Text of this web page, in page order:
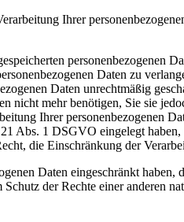
Ihrer
personenbezogenen
Daten zu
Daten unrechtmäßig
nicht mehr benötigen, Sie sie
Ihrer personenbezogenen
Abs. 1 DSGVO eingelegt
die Einschränkung der
Daten eingeschränkt
der Rechte einer anderen